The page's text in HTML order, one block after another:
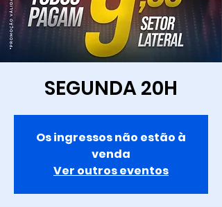
SEGUNDA 20H
Os ingressos não estão à
venda
Ver outros eventos